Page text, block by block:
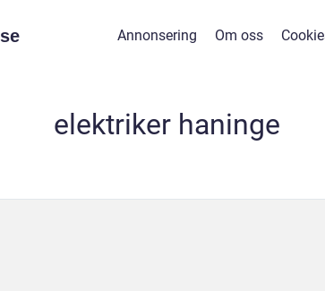
se Annonsering Om oss
elektriker haninge